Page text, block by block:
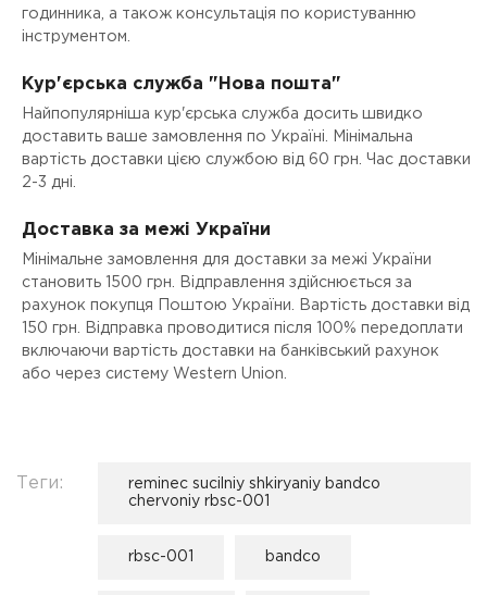
годинника, а також консультація по користуванню
інструментом.
Кур'єрська служба "Нова пошта"
Найпопулярніша кур'єрська служба досить швидко
доставить ваше замовлення по Україні. Мінімальна
вартість доставки цією службою від 60 грн. Час доставки
2-3 дні.
Доставка за межі України
Мінімальне замовлення для доставки за межі України
становить 1500 грн. Відправлення здійснюється за
рахунок покупця Поштою України. Вартість доставки від
150 грн. Відправка проводитися після 100% передоплати
включаючи вартість доставки на банківський рахунок
або через систему Western Union.
Теги:
reminec sucilniy shkiryaniy bandco
chervoniy rbsc-001
rbsc-001 bandco